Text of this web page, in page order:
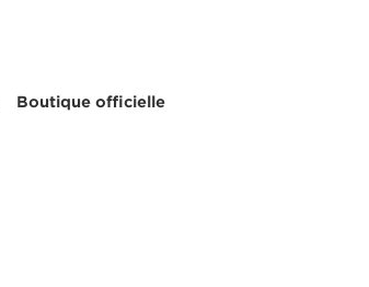
Boutique officielle